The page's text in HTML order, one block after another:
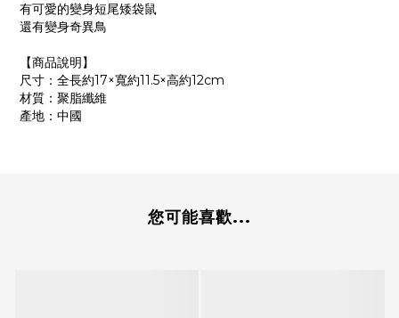
有可愛的變身短尾矮袋鼠
還有變身奇異鳥
【商品說明】
尺寸：全長約17×寬約11.5×高約12cm
材質：聚脂纖維
產地：中國
您可能喜歡...